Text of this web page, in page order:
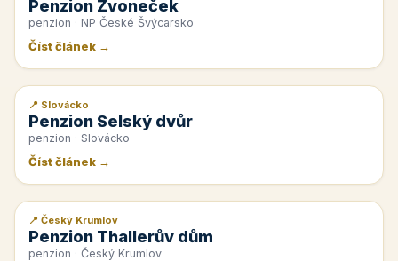
Penzion Zvoneček
penzion · NP České Švýcarsko
Číst článek →
📰 PR článek
📍 Slovácko
Penzion Selský dvůr
penzion · Slovácko
Číst článek →
📰 PR článek
📍 Český Krumlov
Penzion Thallerův dům
penzion · Český Krumlov